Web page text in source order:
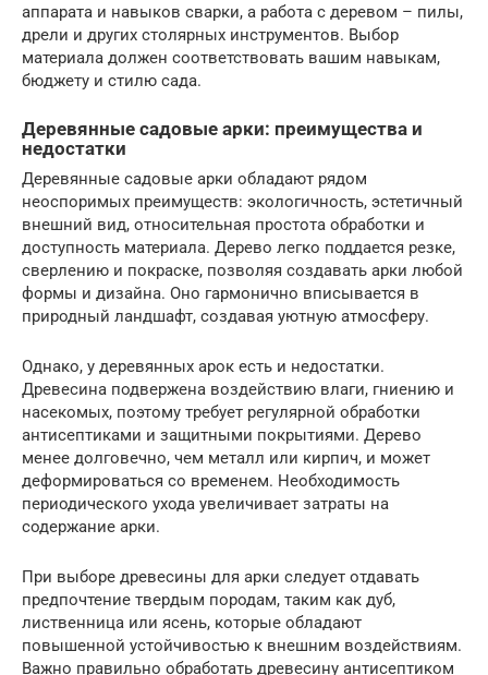
аппарата и навыков сварки, а работа с деревом – пилы,
дрели и других столярных инструментов. Выбор
материала должен соответствовать вашим навыкам,
бюджету и стилю сада.
Деревянные садовые арки: преимущества и
недостатки
Деревянные садовые арки обладают рядом
неоспоримых преимуществ: экологичность, эстетичный
внешний вид, относительная простота обработки и
доступность материала. Дерево легко поддается резке,
сверлению и покраске, позволяя создавать арки любой
формы и дизайна. Оно гармонично вписывается в
природный ландшафт, создавая уютную атмосферу.
Однако, у деревянных арок есть и недостатки.
Древесина подвержена воздействию влаги, гниению и
насекомых, поэтому требует регулярной обработки
антисептиками и защитными покрытиями. Дерево
менее долговечно, чем металл или кирпич, и может
деформироваться со временем. Необходимость
периодического ухода увеличивает затраты на
содержание арки.
При выборе древесины для арки следует отдавать
предпочтение твердым породам, таким как дуб,
лиственница или ясень, которые обладают
повышенной устойчивостью к внешним воздействиям.
Важно правильно обработать древесину антисептиком